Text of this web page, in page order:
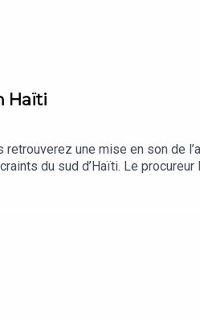
Haïti
une mise en son de
du sud d’Haïti. Le procureur
pour l’assassinat d’un
: Noémie Pennacino Comédien :